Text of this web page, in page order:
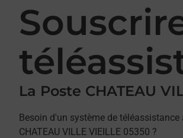
La Poste CHATEAU
Besoin d'un système de
CHATEAU VILLE VIEILLE 05350 ?